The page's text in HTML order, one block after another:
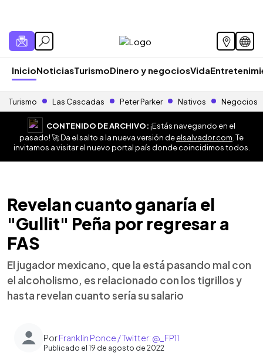
InicioNoticiasTurismoDinero y negociosVida
Turismo Las Cascadas Peter Parker Nativos Negocios
CONTENIDO DE ARCHIVO:¡Estás navegando en el
pasado! 🚀 Da el salto a la nueva versión deelsalvador.com . Te
invitamos a visitar el nuevo portal país donde coincidimos todos.
Revelan cuanto ganaría el
"Gullit" Peña por regresar a
FAS
El jugador mexicano, que la está pasando mal con
el alcoholismo, es relacionado con los tigrillos y
hasta revelan cuanto sería su salario
PorFranklin Ponce / Twitter: @_FP11
Publicado el 19 de agosto de 2022